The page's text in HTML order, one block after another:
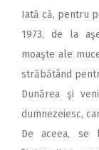
Iată că, pentru
1973, de la
moaşte ale
străbătând
Dunărea şi
dumnezeiesc,
De aceea, se